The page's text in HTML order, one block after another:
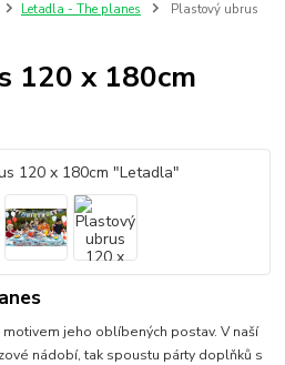
Letadla - The planes
Plastový ubrus
120 x 180cm
jeho oblíbených postav. V naší
nádobí, tak spoustu párty doplňků s